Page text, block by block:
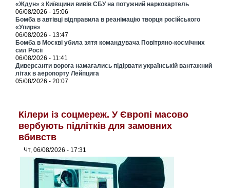
«Ждун» з Київщини вивів СБУ на потужний наркокартель
06/08/2026 - 15:06
Бомба в автівці відправила в реанімацію творця російського
«Упиря»
06/08/2026 - 13:47
Бомба в Москві убила зятя командувача Повітряно-космічних
сил Росії
06/08/2026 - 11:41
Диверсанти ворога намагались підірвати українській вантажний
літак в аеропорту Лейпцига
05/08/2026 - 20:07
Кілери із соцмереж. У Європі масово
вербують підлітків для замовних
вбивств
Чт, 06/08/2026 - 17:31